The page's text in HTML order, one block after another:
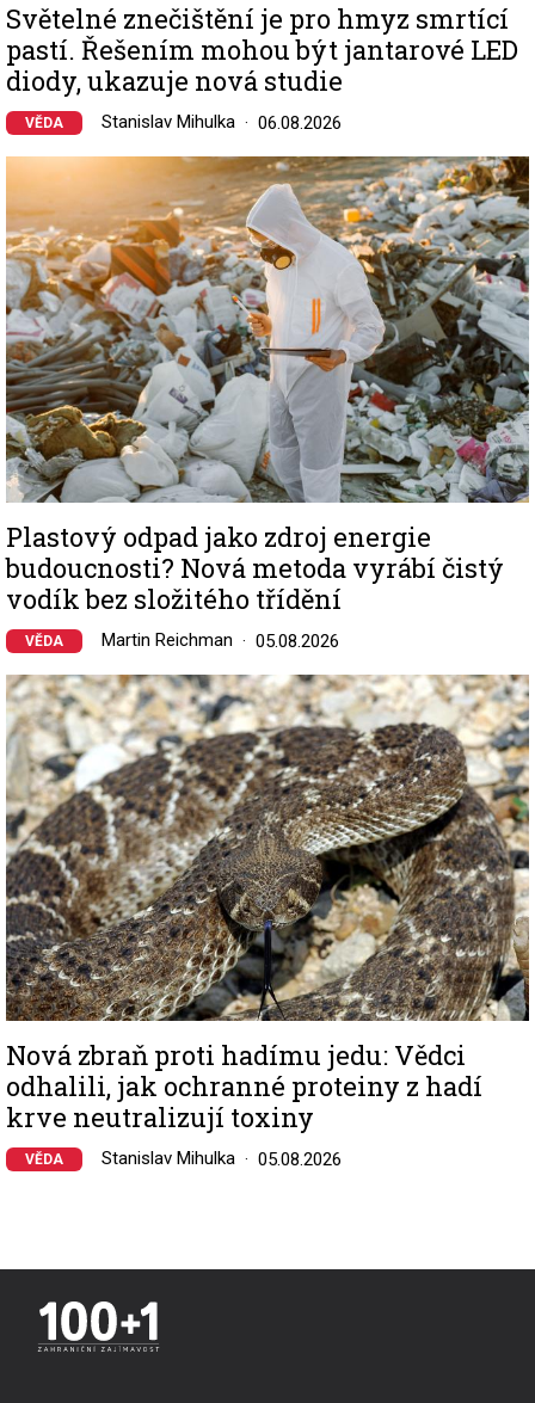
Světelné znečištění je pro hmyz smrtící
pastí. Řešením mohou být jantarové LED
diody, ukazuje nová studie
VĚDA Stanislav Mihulka 06.08.2026
Image
Plastový odpad jako zdroj energie
budoucnosti? Nová metoda vyrábí čistý
vodík bez složitého třídění
VĚDA Martin Reichman 05.08.2026
Image
Nová zbraň proti hadímu jedu: Vědci
odhalili, jak ochranné proteiny z hadí
krve neutralizují toxiny
VĚDA Stanislav Mihulka 05.08.2026